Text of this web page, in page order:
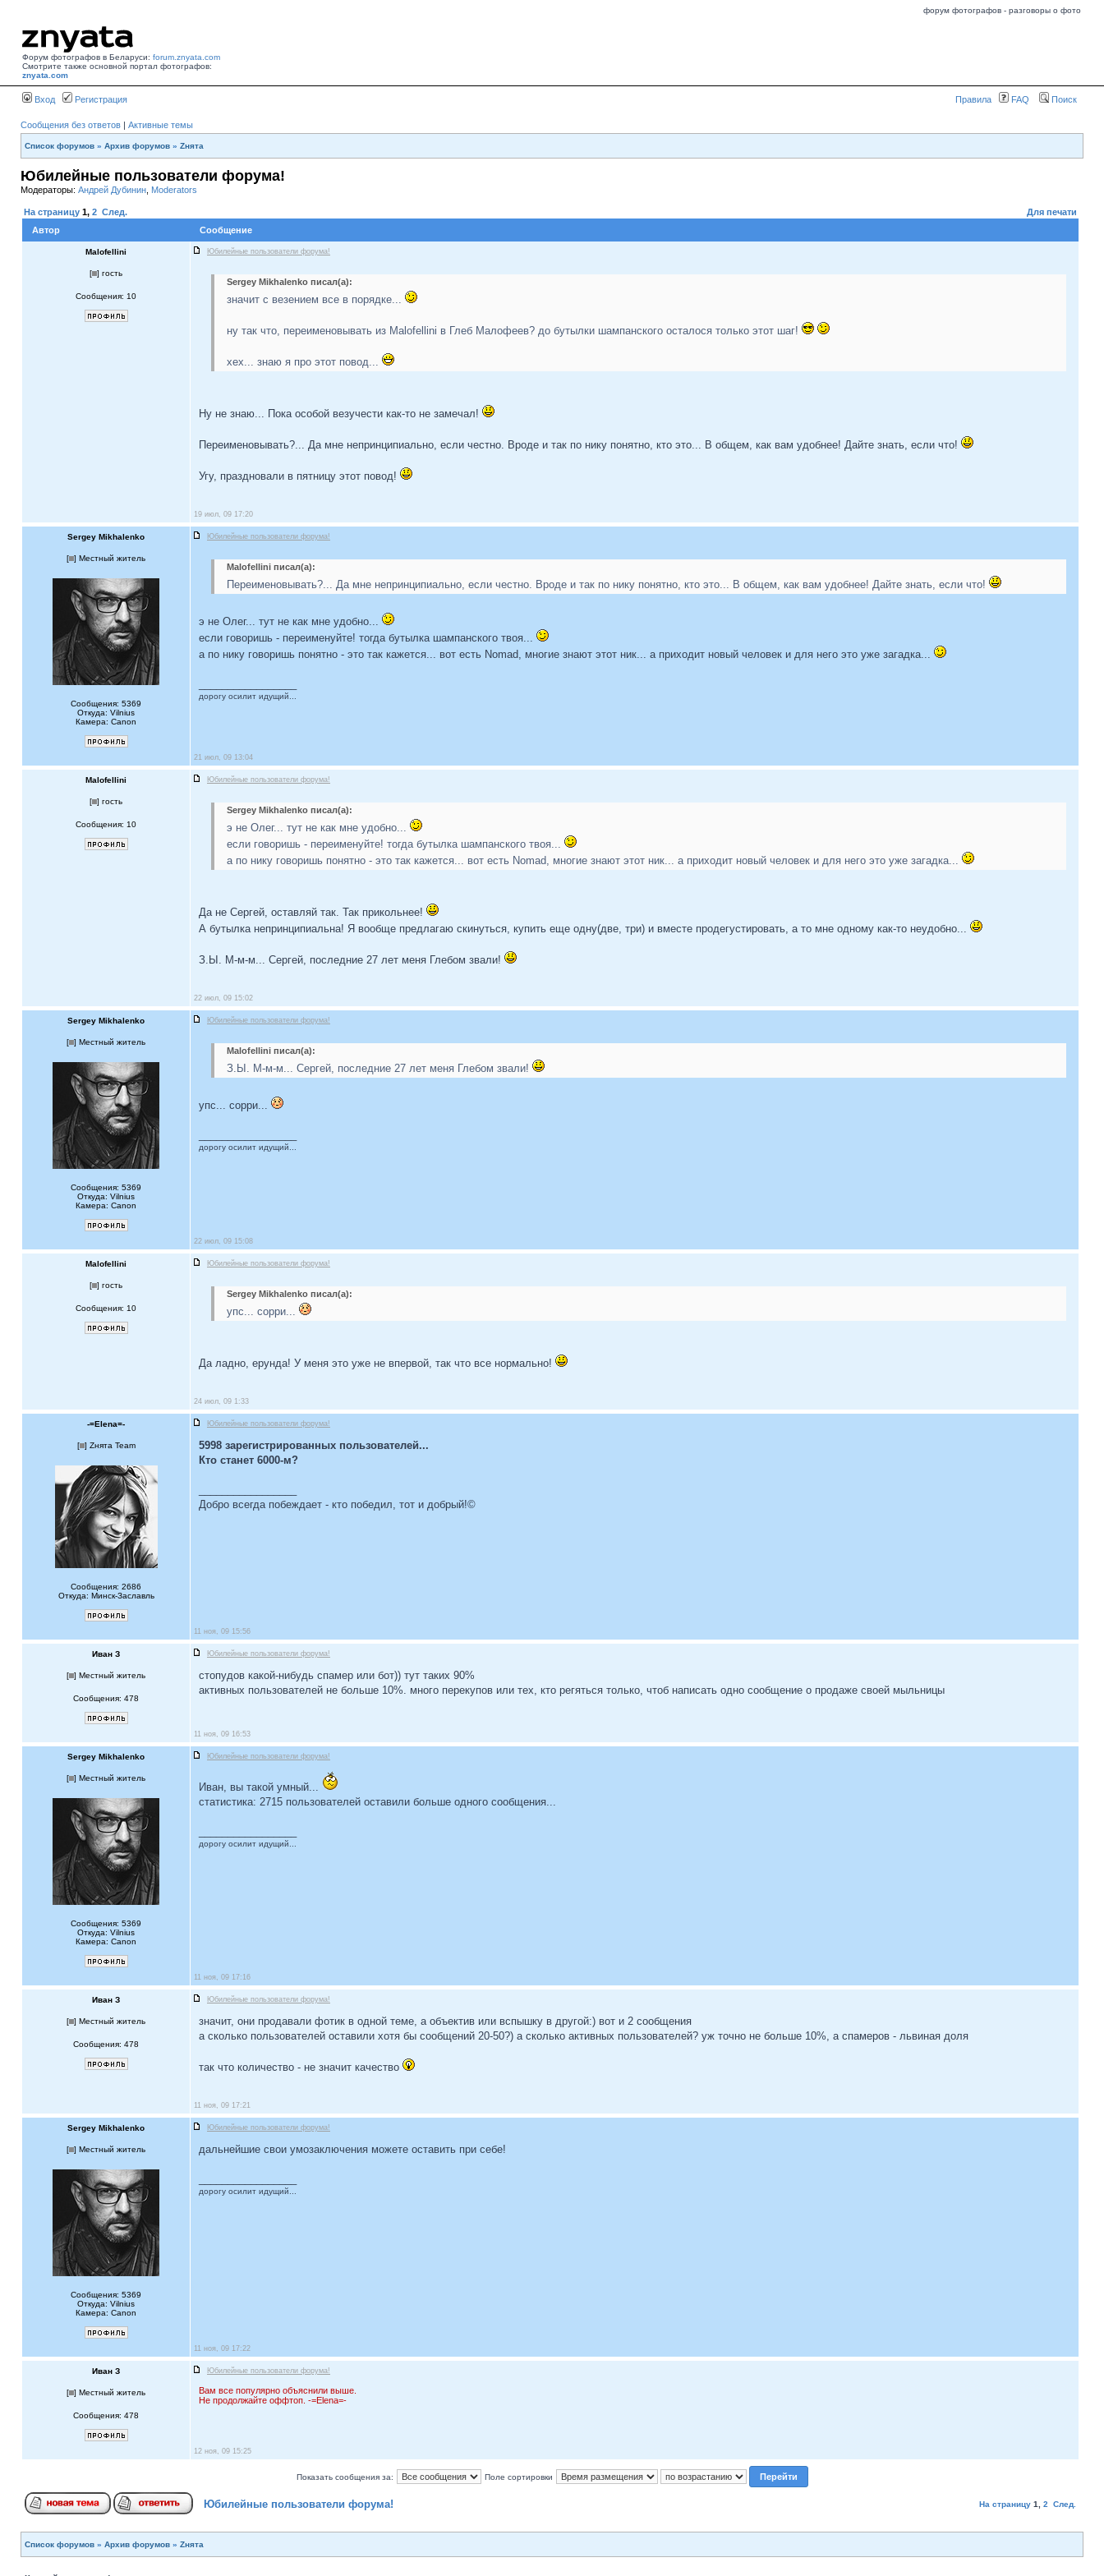
форум фотографов - разговоры о фото
Форум фотографов в Беларуси: forum.znyata.com
Смотрите также основной портал фотографов:
znyata.com
Вход Регистрация Правила FAQ Поиск
Сообщения без ответов | Активные темы
Список форумов » Архив форумов » Zнята
Юбилейные пользователи форума!
Модераторы: Андрей Дубинин Moderators
На страницу 1, 2 След.
Для печати
Автор
Сообщение
Malofellini Юбилейные пользователи форума!
[ ] гость
Сообщения: 10
Sergey Mikhalenko писал(а):
значит с везением все в порядке...
ну так что, переименовывать из Malofellini в Глеб Малофеев? до бутылки шампанского осталося только этот шаг!
хех... знаю я про этот повод...
Ну не знаю... Пока особой везучести как-то не замечал!
Переименовывать?... Да мне непринципиально, если честно. Вроде и так по нику понятно, кто это... В общем, как вам удобнее! Дайте знать, если что!
Угу, праздновали в пятницу этот повод!
19 июл, 09 17:20
Sergey Mikhalenko Юбилейные пользователи форума!
[ ] Местный житель
Сообщения: 5369
Откуда: Vilnius
Камера: Canon
Malofellini писал(а):
Переименовывать?... Да мне непринципиально, если честно. Вроде и так по нику понятно, кто это... В общем, как вам удобнее! Дайте знать, если что!
э не Олег... тут не как мне удобно...
если говоришь - переименуйте! тогда бутылка шампанского твоя...
а по нику говоришь понятно - это так кажется... вот есть Nomad, многие знают этот ник... а приходит новый человек и для него это уже загадка...
дорогу осилит идущий...
21 июл, 09 13:04
Malofellini Юбилейные пользователи форума!
[ ] гость
Сообщения: 10
Sergey Mikhalenko писал(а):
э не Олег... тут не как мне удобно...
если говоришь - переименуйте! тогда бутылка шампанского твоя...
а по нику говоришь понятно - это так кажется... вот есть Nomad, многие знают этот ник... а приходит новый человек и для него это уже загадка...
Да не Сергей, оставляй так. Так прикольнее!
А бутылка непринципиальна! Я вообще предлагаю скинуться, купить еще одну(две, три) и вместе продегустировать, а то мне одному как-то неудобно...
З.Ы. М-м-м... Сергей, последние 27 лет меня Глебом звали!
22 июл, 09 15:02
Sergey Mikhalenko Юбилейные пользователи форума!
[ ] Местный житель
Сообщения: 5369
Откуда: Vilnius
Камера: Canon
Malofellini писал(а):
З.Ы. М-м-м... Сергей, последние 27 лет меня Глебом звали!
упс... сорри...
дорогу осилит идущий...
22 июл, 09 15:08
Malofellini Юбилейные пользователи форума!
[ ] гость
Сообщения: 10
Sergey Mikhalenko писал(а):
упс... сорри...
Да ладно, ерунда! У меня это уже не впервой, так что все нормально!
24 июл, 09 1:33
-=Elena=- Юбилейные пользователи форума!
[ ] Zнята Team
Сообщения: 2686
Откуда: Минск-Заславль
5998 зарегистрированных пользователей...
Кто станет 6000-м?
Добро всегда побеждает - кто победил, тот и добрый!©
11 ноя, 09 15:56
Иван З Юбилейные пользователи форума!
[ ] Местный житель
Сообщения: 478
стопудов какой-нибудь спамер или бот)) тут таких 90%
активных пользователей не больше 10%. много перекупов или тех, кто регяться только, чтоб написать одно сообщение о продаже своей мыльницы
11 ноя, 09 16:53
Sergey Mikhalenko Юбилейные пользователи форума!
[ ] Местный житель
Сообщения: 5369
Откуда: Vilnius
Камера: Canon
Иван, вы такой умный...
статистика: 2715 пользователей оставили больше одного сообщения...
дорогу осилит идущий...
11 ноя, 09 17:16
Иван З Юбилейные пользователи форума!
[ ] Местный житель
Сообщения: 478
значит, они продавали фотик в одной теме, а объектив или вспышку в другой:) вот и 2 сообщения
а сколько пользователей оставили хотя бы сообщений 20-50?) а сколько активных пользователей? уж точно не больше 10%, а спамеров - львиная доля
так что количество - не значит качество
11 ноя, 09 17:21
Sergey Mikhalenko Юбилейные пользователи форума!
[ ] Местный житель
Сообщения: 5369
Откуда: Vilnius
Камера: Canon
дальнейшие свои умозаключения можете оставить при себе!
дорогу осилит идущий...
11 ноя, 09 17:22
Иван З Юбилейные пользователи форума!
[ ] Местный житель
Сообщения: 478
Вам все популярно объяснили выше.
Не продолжайте оффтоп. -=Elena=-
12 ноя, 09 15:25
Показать сообщения за: Поле сортировки
Юбилейные пользователи форума! На страницу 1 2 След.
Список форумов » Архив форумов » Zнята